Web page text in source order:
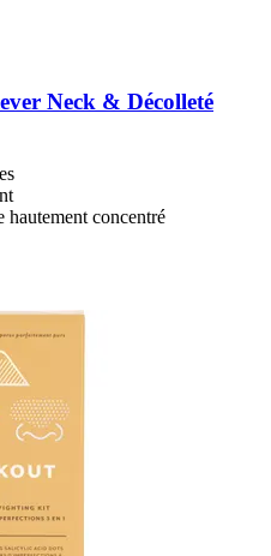
Neck & Décolleté
hautement concentré